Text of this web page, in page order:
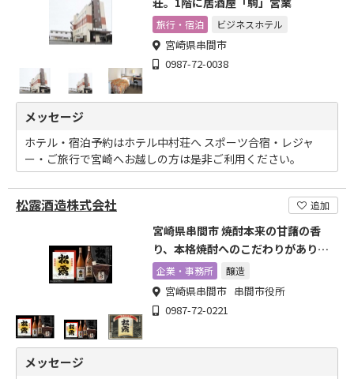
旅行・宿泊 ビジネスホテル
宮崎県串間市
0987-72-0038
メッセージ
ホテル・宿泊予約はホテル中村荘へ スポーツ合宿・レジャ
ー・ご旅行で宮崎へお越しの方は是非ご利用ください。
松露酒造株式会社 追加
宮崎県串間市 焼酎本来の甘藷の香
り、本格焼酎へのこだわりがありま
す企業・事務所 醸造
宮崎県串間市 串間市役所
0987-72-0221
メッセージ